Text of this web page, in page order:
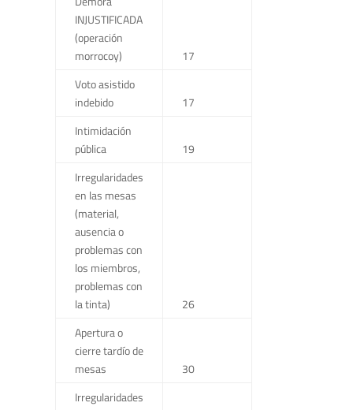
INJUSTIFICADA
(operación
morrocoy)
17
Voto asistido
indebido
17
Intimidación
pública
19
Irregularidades
en las mesas
(material,
ausencia o
problemas con
los miembros,
problemas con
la tinta)
26
Apertura o
cierre tardío de
mesas
30
Irregularidades